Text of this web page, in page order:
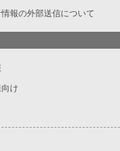
報の外部送信について
け